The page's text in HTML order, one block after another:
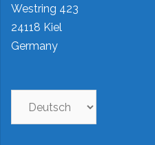
Westring 423
24118 Kiel
Germany